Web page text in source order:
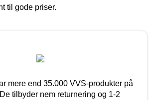
til gode priser.
mere end 35.000 VVS-produkter på
tilbyder nem returnering og 1-2